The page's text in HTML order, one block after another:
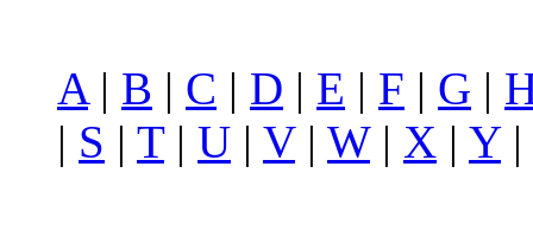
A| B | C | D | E | F | G |
| S | T| U | V| W| X | Y|